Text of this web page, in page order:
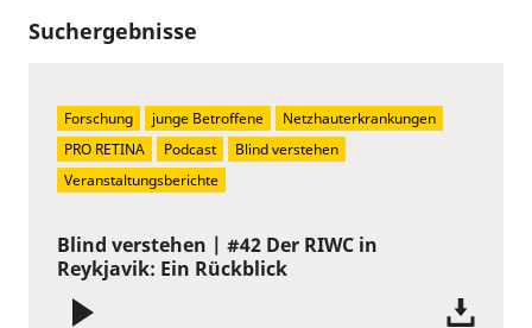
Suchergebnisse
Blind verstehen | #42 Der RIWC in
Reykjavik: Ein Rückblick
Forschung junge Betroffene
Netzhauterkrankungen
PRO RETINA
Podcast
Blind verstehen
Veranstaltungsberichte